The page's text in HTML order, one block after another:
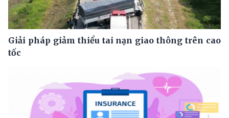
Giải pháp giảm thiểu tai nạn giao thông trên cao
tốc